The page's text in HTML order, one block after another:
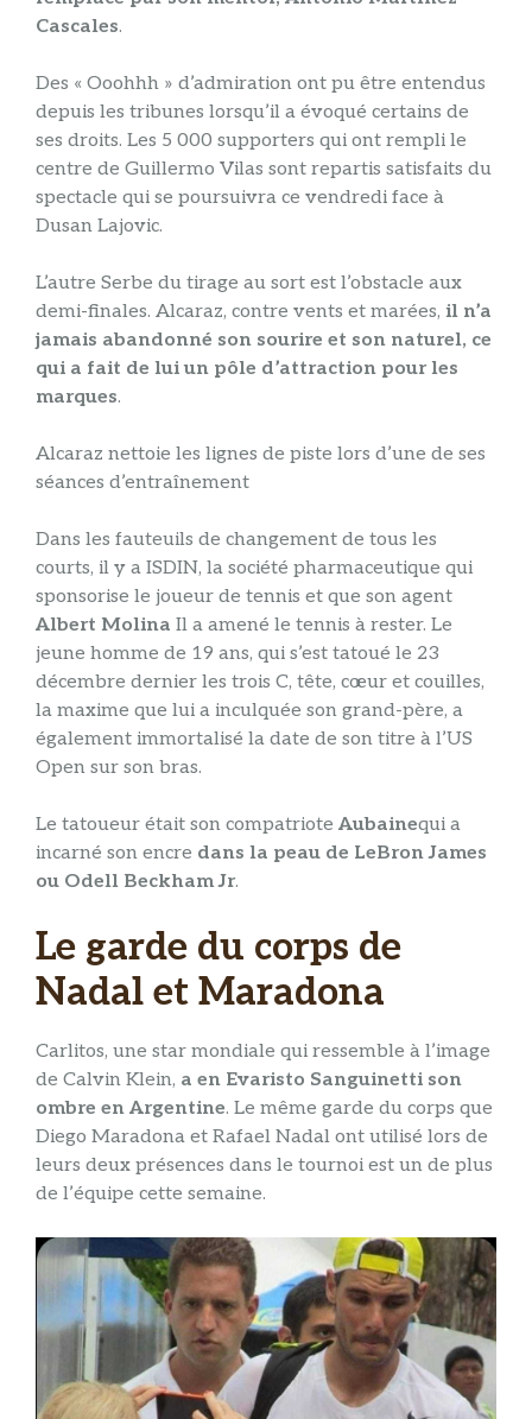
Cascales.
Des « Ooohhh » d’admiration ont pu être entendus
depuis les tribunes lorsqu’il a évoqué certains de
ses droits. Les 5 000 supporters qui ont rempli le
centre de Guillermo Vilas sont repartis satisfaits du
spectacle qui se poursuivra ce vendredi face à
Dusan Lajovic.
L’autre Serbe du tirage au sort est l’obstacle aux
demi-finales. Alcaraz, contre vents et marées, il n’a
jamais abandonné son sourire et son naturel, ce
qui a fait de lui un pôle d’attraction pour les
marques.
Alcaraz nettoie les lignes de piste lors d’une de ses
séances d’entraînement
Dans les fauteuils de changement de tous les
courts, il y a ISDIN, la société pharmaceutique qui
sponsorise le joueur de tennis et que son agent
Albert Molina Il a amené le tennis à rester. Le
jeune homme de 19 ans, qui s’est tatoué le 23
décembre dernier les trois C, tête, cœur et couilles,
la maxime que lui a inculquée son grand-père, a
également immortalisé la date de son titre à l’US
Open sur son bras.
Le tatoueur était son compatriote Aubainequi a
incarné son encre dans la peau de LeBron James
ou Odell Beckham Jr.
Le garde du corps de
Nadal et Maradona
Carlitos, une star mondiale qui ressemble à l’image
de Calvin Klein, a en Evaristo Sanguinetti son
ombre en Argentine. Le même garde du corps que
Diego Maradona et Rafael Nadal ont utilisé lors de
leurs deux présences dans le tournoi est un de plus
de l’équipe cette semaine.